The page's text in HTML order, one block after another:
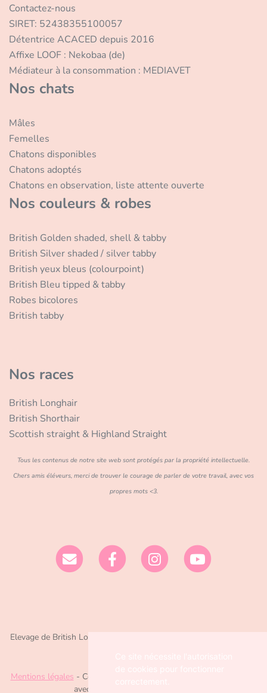
Contactez-nous
SIRET: 52438355100057
Détentrice ACACED depuis 2016
Affixe LOOF : Nekobaa (de)
Médiateur à la consommation : MEDIAVET
Nos chats
Mâles
Femelles
Chatons disponibles
Chatons adoptés
Chatons en observation, liste attente ouverte
Nos couleurs & robes
British Golden shaded, shell & tabby
British Silver shaded / silver tabby
British yeux bleus (colourpoint)
British Bleu tipped & tabby
Robes bicolores
British tabby
Nos races
British Longhair
British Shorthair
Scottish straight & Highland Straight
Tous les contenus de notre site web sont protégés par la propriété intellectuelle.
Chers amis éléveurs, merci de trouver le courage de parler de votre travail, avec vos
propres mots <3.
Elevage de British Longhair/Shorthair et Ragdoll depuis 2016 situé
Mentions légales - Copyright© Chatterie Nekobaa 2026 - Site créé
avec